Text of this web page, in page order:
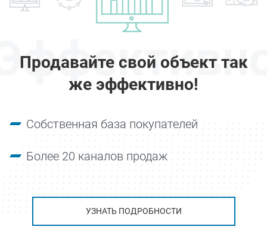
Продавайте свой объект так
же эффективно!
Собственная база покупателей
Более 20 каналов продаж
УЗНАТЬ ПОДРОБНОСТИ